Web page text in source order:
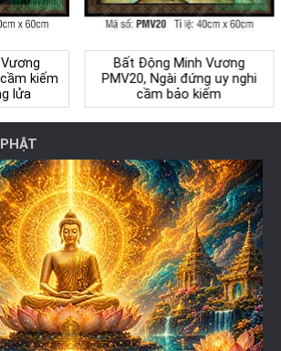
kiếm
lửa
Bất Động Minh Vương
PMV20, Ngài đứng uy nghi
cầm bảo kiếm